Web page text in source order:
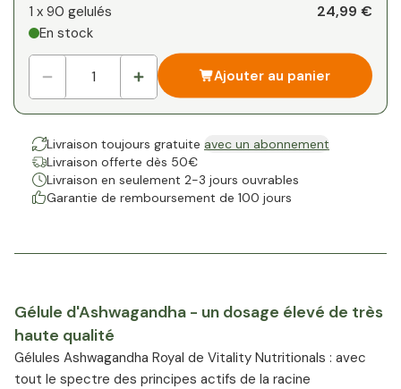
1 x 90 gelulés
En stock
24,99 €
Ajouter au panier
Livraison toujours gratuite avec un abonnement
Livraison offerte dès 50€
Livraison en seulement 2-3 jours ouvrables
Garantie de remboursement de 100 jours
Gélule d'Ashwagandha - un dosage élevé de très
haute qualité
Gélules Ashwagandha Royal de Vitality Nutritionals : avec
tout le spectre des principes actifs de la racine